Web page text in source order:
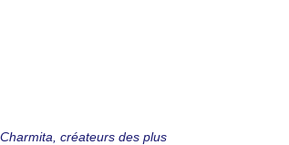
créateurs des plus